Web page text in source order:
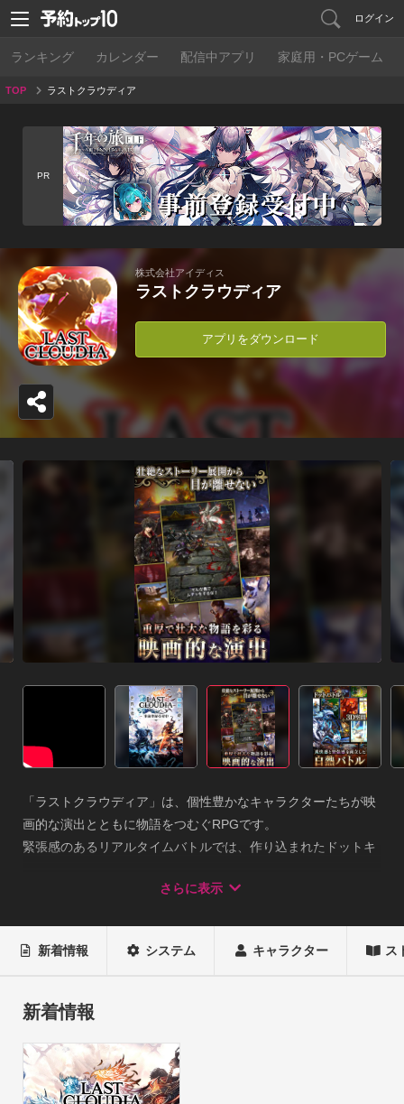
ログイン
ランキング カレンダー 配信中アプリ 家庭用・PCゲーム
TOP ラストクラウディア
PR
株式会社アイディス
ラストクラウディア
アプリをダウンロード
「ラストクラウディア」は、個性豊かなキャラクターたちが映
画的な演出とともに物語をつむぐRPGです。
緊張感のあるリアルタイムバトルでは、作り込まれたドットキ
の
リアルタイムバトルならではの緊張感と、
ドットキャラだからこそ可能なスピード感が、
ド派手で爽快感抜群のバトルを実現！
さらに表示
新着情報 システム キャラクター ス
新着情報